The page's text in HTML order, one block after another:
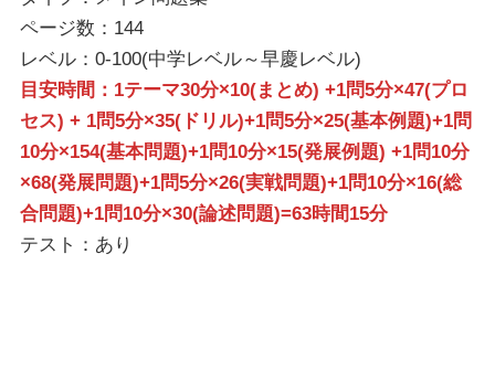
ページ数：144
レベル：0-100(中学レベル～早慶レベル)
目安時間：1テーマ30分×10(まとめ) +1問5分×47(プロ
セス) + 1問5分×35(ドリル)+1問5分×25(基本例題)+1問
10分×154(基本問題)+1問10分×15(発展例題) +1問10分
×68(発展問題)+1問5分×26(実戦問題)+1問10分×16(総
合問題)+1問10分×30(論述問題)=63時間15分
テスト：あり